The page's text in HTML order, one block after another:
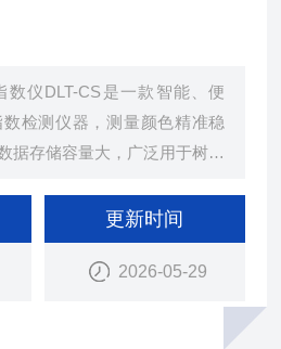
数仪DLT-CS是一款智能、便
检测仪器，测量颜色精准稳
据存储容量大，广泛用于树脂
更新时间
2026-05-29